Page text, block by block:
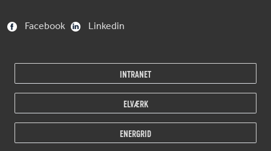
Facebook
Linkedin
INTRANET
ELVÆRK
ENERGRID